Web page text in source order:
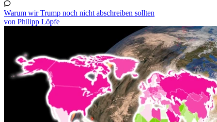
Warum wir Trump noch nicht abschreiben sollten
von Philipp Löpfe